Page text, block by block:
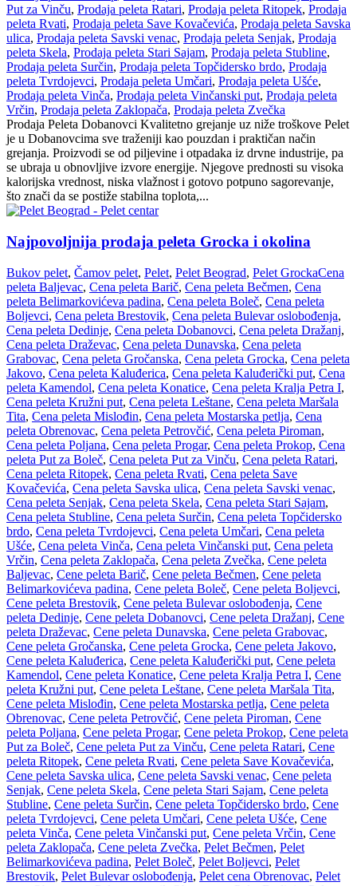
Put za Vinču, Prodaja peleta Ratari, Prodaja peleta Ritopek, Prodaja
peleta Rvati, Prodaja peleta Save Kovačevića, Prodaja peleta Savska
ulica, Prodaja peleta Savski venac, Prodaja peleta Senjak, Prodaja
peleta Skela, Prodaja peleta Stari Sajam, Prodaja peleta Stubline,
Prodaja peleta Surčin, Prodaja peleta Topčidersko brdo, Prodaja
peleta Tvrdojevci, Prodaja peleta Umčari, Prodaja peleta Ušće,
Prodaja peleta Vinča, Prodaja peleta Vinčanski put, Prodaja peleta
Vrčin, Prodaja peleta Zaklopača, Prodaja peleta Zvečka
Prodaja Peleta Dobanovci Kvalitetno grejanje uz niže troškove Pelet
je u Dobanovcima sve traženiji kao pouzdan i praktičan način
grejanja. Proizvodi se od piljevine i otpadaka iz drvne industrije, pa
se ubraja u obnovljive izvore energije. Njegove prednosti su visoka
kalorijska vrednost, niska vlažnost i gotovo potpuno sagorevanje,
što znači da se postiže stabilna toplota,...
Najpovoljnija prodaja peleta Grocka i okolina
Bukov pelet, Čamov pelet, Pelet, Pelet Beograd, Pelet GrockaCena
peleta Baljevac, Cena peleta Barič, Cena peleta Bečmen, Cena
peleta Belimarkovićeva padina, Cena peleta Boleč, Cena peleta
Boljevci, Cena peleta Brestovik, Cena peleta Bulevar oslobođenja,
Cena peleta Dedinje, Cena peleta Dobanovci, Cena peleta Dražanj,
Cena peleta Draževac, Cena peleta Dunavska, Cena peleta
Grabovac, Cena peleta Gročanska, Cena peleta Grocka, Cena peleta
Jakovo, Cena peleta Kaluđerica, Cena peleta Kaluđerički put, Cena
peleta Kamendol, Cena peleta Konatice, Cena peleta Kralja Petra I,
Cena peleta Kružni put, Cena peleta Leštane, Cena peleta Maršala
Tita, Cena peleta Mislođin, Cena peleta Mostarska petlja, Cena
peleta Obrenovac, Cena peleta Petrovčić, Cena peleta Piroman,
Cena peleta Poljana, Cena peleta Progar, Cena peleta Prokop, Cena
peleta Put za Boleč, Cena peleta Put za Vinču, Cena peleta Ratari,
Cena peleta Ritopek, Cena peleta Rvati, Cena peleta Save
Kovačevića, Cena peleta Savska ulica, Cena peleta Savski venac,
Cena peleta Senjak, Cena peleta Skela, Cena peleta Stari Sajam,
Cena peleta Stubline, Cena peleta Surčin, Cena peleta Topčidersko
brdo, Cena peleta Tvrdojevci, Cena peleta Umčari, Cena peleta
Ušće, Cena peleta Vinča, Cena peleta Vinčanski put, Cena peleta
Vrčin, Cena peleta Zaklopača, Cena peleta Zvečka, Cene peleta
Baljevac, Cene peleta Barič, Cene peleta Bečmen, Cene peleta
Belimarkovićeva padina, Cene peleta Boleč, Cene peleta Boljevci,
Cene peleta Brestovik, Cene peleta Bulevar oslobođenja, Cene
peleta Dedinje, Cene peleta Dobanovci, Cene peleta Dražanj, Cene
peleta Draževac, Cene peleta Dunavska, Cene peleta Grabovac,
Cene peleta Gročanska, Cene peleta Grocka, Cene peleta Jakovo,
Cene peleta Kaluđerica, Cene peleta Kaluđerički put, Cene peleta
Kamendol, Cene peleta Konatice, Cene peleta Kralja Petra I, Cene
peleta Kružni put, Cene peleta Leštane, Cene peleta Maršala Tita,
Cene peleta Mislođin, Cene peleta Mostarska petlja, Cene peleta
Obrenovac, Cene peleta Petrovčić, Cene peleta Piroman, Cene
peleta Poljana, Cene peleta Progar, Cene peleta Prokop, Cene peleta
Put za Boleč, Cene peleta Put za Vinču, Cene peleta Ratari, Cene
peleta Ritopek, Cene peleta Rvati, Cene peleta Save Kovačevića,
Cene peleta Savska ulica, Cene peleta Savski venac, Cene peleta
Senjak, Cene peleta Skela, Cene peleta Stari Sajam, Cene peleta
Stubline, Cene peleta Surčin, Cene peleta Topčidersko brdo, Cene
peleta Tvrdojevci, Cene peleta Umčari, Cene peleta Ušće, Cene
peleta Vinča, Cene peleta Vinčanski put, Cene peleta Vrčin, Cene
peleta Zaklopača, Cene peleta Zvečka, Pelet Bečmen, Pelet
Belimarkovićeva padina, Pelet Boleč, Pelet Boljevci, Pelet
Brestovik, Pelet Bulevar oslobođenja, Pelet cena Obrenovac, Pelet